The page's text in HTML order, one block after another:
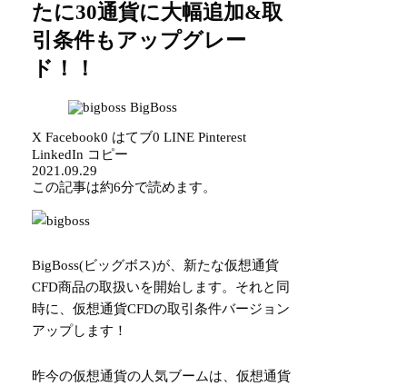
たに30通貨に大幅追加&取
引条件もアップグレー
ド！！
BigBoss
X Facebook0 はてブ0 LINE Pinterest
LinkedIn コピー
2021.09.29
この記事は約6分で読めます。
BigBoss(ビッグボス)が、新たな仮想通貨
CFD商品の取扱いを開始します。それと同
時に、仮想通貨CFDの取引条件バージョン
アップします！
昨今の仮想通貨の人気ブームは、仮想通貨